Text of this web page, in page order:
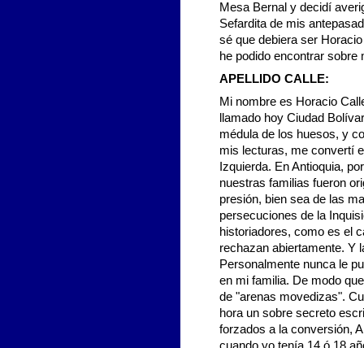
Mesa Bernal y decidí
Sefardita de mis
sé que debiera ser
he podido encontrar sobre
APELLIDO CALLE:
Mi nombre es Horacio
llamado hoy Ciudad
médula de los huesos, y
mis lecturas, me convertí
Izquierda. En Antioquia,
nuestras familias fueron
presión, bien sea de las
persecuciones de la
historiadores, como es el
rechazan abiertamente. Y
Personalmente nunca le
en mi familia. De modo
de "arenas movedizas".
hora un sobre secreto
forzados a la conversión,